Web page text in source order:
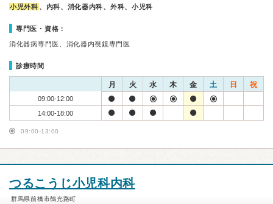
小児外科 、内科、消化器内科、外科、小児科
専門医・資格：
消化器病専門医、消化器内視鏡専門医
診療時間
月 火 水 木 金 土 日 祝
09:00-12:00
14:00-18:00
09:00-13:00
つるこうじ小児科内科
群馬県前橋市鶴光路町